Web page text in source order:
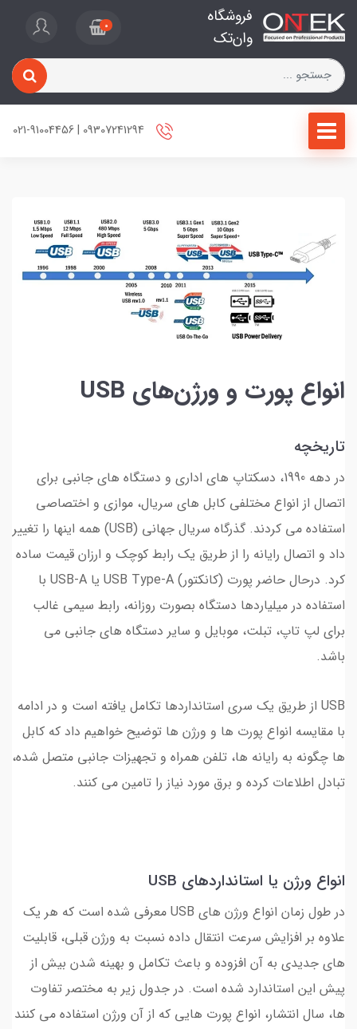
فروشگاه
وان‌تک
0
انواع پورت و ورژن‌های USB
تاریخچه
در دهه 1990، دسکتاپ های اداری و دستگاه های جانبی برای
اتصال از انواع مختلفی کابل های سریال، موازی و اختصاصی
استفاده می کردند. گذرگاه سریال جهانی (USB) همه اینها را تغییر
داد و اتصال رایانه را از طریق یک رابط کوچک و ارزان قیمت ساده
کرد. درحال حاضر پورت (کانکتور) USB Type-A یا USB-A با
استفاده در میلیاردها دستگاه بصورت روزانه، رابط سیمی غالب
برای لپ تاپ، تبلت، موبایل و سایر دستگاه های جانبی می
باشد.
USB از طریق یک سری استانداردها تکامل یافته است و در ادامه
با مقایسه انواع پورت ها و ورژن ها توضیح خواهیم داد که کابل
ها چگونه به رایانه ها، تلفن همراه و تجهیزات جانبی متصل شده،
تبادل اطلاعات کرده و برق مورد نیاز را تامین می کنند.
انواع ورژن یا استانداردهای USB
در طول زمان انواع ورژن های USB معرفی شده است که هر یک
علاوه بر افزایش سرعت انتقال داده نسبت به ورژن قبلی، قابلیت
های جدیدی به آن افزوده و باعث تکامل و بهینه شدن بیش از
پیش این استاندارد شده است. در جدول زیر به مختصر تفاوت
ها، سال انتشار، انواع پورت هایی که از آن ورژن استفاده می کنند